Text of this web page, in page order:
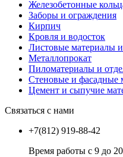
Железобетонные
Заборы и ограждения
Кирпич
Кровля и водосток
Листовые материалы
Металлопрокат
Пиломатериалы и
Стеновые и фасадные
Цемент и сыпучие
Связаться с нами
+7(812) 919-88-42
Время работы с 9 до 20